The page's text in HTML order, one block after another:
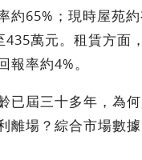
約65%；現時屋苑
435萬元。租賃方面
報率約4%。
已屆三十多年，為何
離場？綜合市場數